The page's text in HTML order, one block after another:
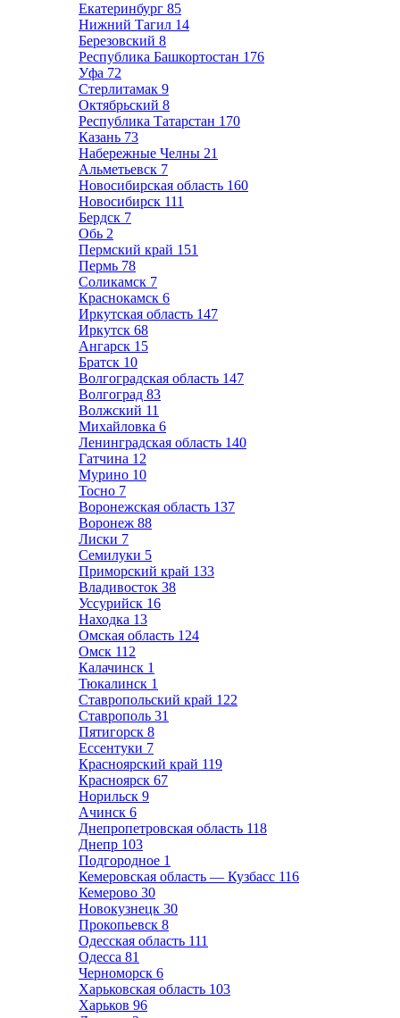
Екатеринбург 85
Нижний Тагил 14
Березовский 8
Республика Башкортостан 176
Уфа 72
Стерлитамак 9
Октябрьский 8
Республика Татарстан 170
Казань 73
Набережные Челны 21
Альметьевск 7
Новосибирская область 160
Новосибирск 111
Бердск 7
Обь 2
Пермский край 151
Пермь 78
Соликамск 7
Краснокамск 6
Иркутская область 147
Иркутск 68
Ангарск 15
Братск 10
Волгоградская область 147
Волгоград 83
Волжский 11
Михайловка 6
Ленинградская область 140
Гатчина 12
Мурино 10
Тосно 7
Воронежская область 137
Воронеж 88
Лиски 7
Семилуки 5
Приморский край 133
Владивосток 38
Уссурийск 16
Находка 13
Омская область 124
Омск 112
Калачинск 1
Тюкалинск 1
Ставропольский край 122
Ставрополь 31
Пятигорск 8
Ессентуки 7
Красноярский край 119
Красноярск 67
Норильск 9
Ачинск 6
Днепропетровская область 118
Днепр 103
Подгородное 1
Кемеровская область — Кузбасс 116
Кемерово 30
Новокузнецк 30
Прокопьевск 8
Одесская область 111
Одесса 81
Черноморск 6
Харьковская область 103
Харьков 96